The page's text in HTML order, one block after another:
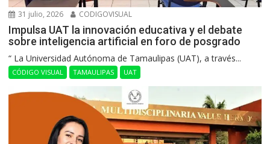
31 julio, 2026 CODIGOVISUAL
Impulsa UAT la innovación educativa y el debate
sobre inteligencia artificial en foro de posgrado
“ La Universidad Autónoma de Tamaulipas (UAT), a través...
CÓDIGO VISUAL TAMAULIPAS UAT